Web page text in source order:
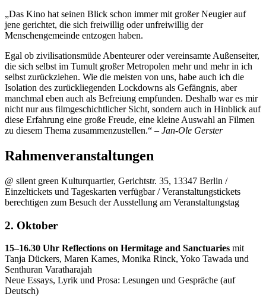
„Das Kino hat seinen Blick schon immer mit großer Neugier auf
jene gerichtet, die sich freiwillig oder unfreiwillig der
Menschengemeinde entzogen haben.
Egal ob zivilisationsmüde Abenteurer oder vereinsamte Außenseiter,
die sich selbst im Tumult großer Metropolen mehr und mehr in ich
selbst zurückziehen. Wie die meisten von uns, habe auch ich die
Isolation des zurückliegenden Lockdowns als Gefängnis, aber
manchmal eben auch als Befreiung empfunden. Deshalb war es mir
nicht nur aus filmgeschichtlicher Sicht, sondern auch in Hinblick auf
diese Erfahrung eine große Freude, eine kleine Auswahl an Filmen
zu diesem Thema zusammenzustellen.“ – Jan-Ole Gerster
Rahmenveranstaltungen
@ silent green Kulturquartier, Gerichtstr. 35, 13347 Berlin /
Einzeltickets und Tageskarten verfügbar / Veranstaltungstickets
berechtigen zum Besuch der Ausstellung am Veranstaltungstag
2. Oktober
15–16.30 Uhr Reflections on Hermitage and Sanctuaries mit
Tanja Dückers, Maren Kames, Monika Rinck, Yoko Tawada und
Senthuran Varatharajah
Neue Essays, Lyrik und Prosa: Lesungen und Gespräche (auf
Deutsch)